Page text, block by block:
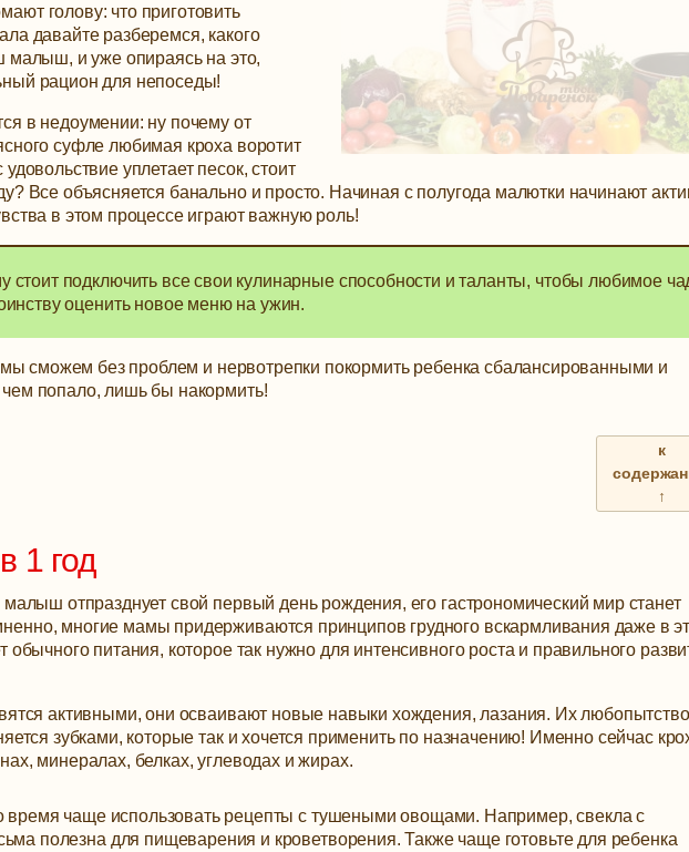
голову: что приготовить
давайте разберемся, какого
малыш, и уже опираясь на это,
рацион для непоседы!
в недоумении: ну почему от
суфле любимая кроха воротит
уплетает песок, стоит
Все объясняется банально и просто. Начиная с полугода малютки начинают
в этом процессе играют важную роль!
стоит подключить все свои кулинарные способности и таланты, чтобы любимое
оценить новое меню на ужин.
мы сможем без проблем и нервотрепки покормить ребенка сбалансированными и
попало, лишь бы накормить!
к
↑
1 год
отпразднует свой первый день рождения, его гастрономический мир станет
многие мамы придерживаются принципов грудного вскармливания даже в
обычного питания, которое так нужно для интенсивного роста и правильного
активными, они осваивают новые навыки хождения, лазания. Их любопытство
зубками, которые так и хочется применить по назначению! Именно сейчас
минералах, белках, углеводах и жирах.
время чаще использовать рецепты с тушеными овощами. Например, свекла с
полезна для пищеварения и кроветворения. Также чаще готовьте для ребенка